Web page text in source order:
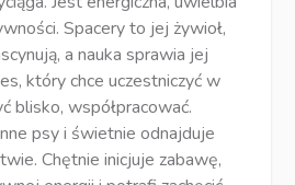
Spacery to jej żywioł,
a nauka sprawia jej
który chce uczestniczyć w
blisko, współpracować.
psy i świetnie odnajduje
Chętnie inicjuje zabawę,